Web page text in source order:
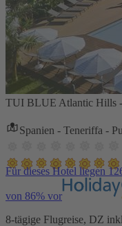
TUI BLUE Atlantic Hills
Spanien - Teneriffa -
Für dieses Hotel liegen
von 86% vor
8-tägige Flugreise, DZ